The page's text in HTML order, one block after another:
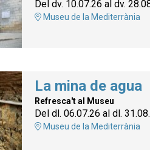
Del dv. 10.07.26 al dv.
Museu de la Mediterrània
La mina de agua
Refresca't al Museu
Del dl. 06.07.26 al dl.
Museu de la Mediterrània